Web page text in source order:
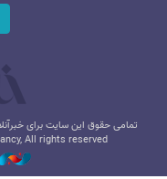
تمامی حقوق این سایت برای
All rights reserved